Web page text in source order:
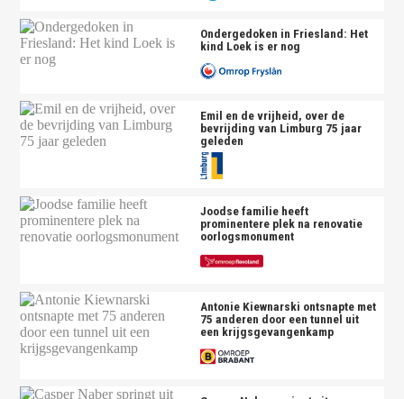
Ondergedoken in Friesland: Het
kind Loek is er nog
Emil en de vrijheid, over de
bevrijding van Limburg 75 jaar
geleden
Joodse familie heeft
prominentere plek na renovatie
oorlogsmonument
Antonie Kiewnarski ontsnapte met
75 anderen door een tunnel uit
een krijgsgevangenkamp